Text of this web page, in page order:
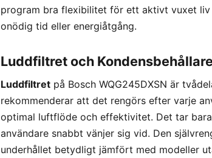
program bra flexibilitet för ett aktivt vuxet
onödig tid eller energiåtgång.
Luddfiltret och Kondensbehållare
Luddfiltret på Bosch WQG245DXSN är
rekommenderar att det rengörs efter varje
optimal luftflöde och effektivitet. Det tar
användare snabbt vänjer sig vid. Den
underhållet betydligt jämfört med modeller